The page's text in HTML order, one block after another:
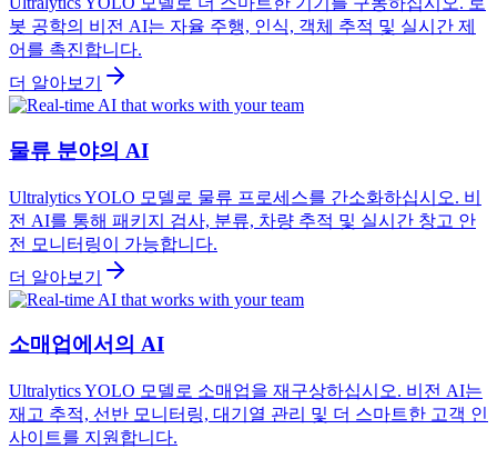
봇 공학의 비전 AI는 자율 주행, 인식, 객체 추적 및 실시간 제
어를 촉진합니다.
더 알아보기
물류 분야의 AI
Ultralytics YOLO 모델로 물류 프로세스를 간소화하십시오. 비
전 AI를 통해 패키지 검사, 분류, 차량 추적 및 실시간 창고 안
전 모니터링이 가능합니다.
더 알아보기
소매업에서의 AI
Ultralytics YOLO 모델로 소매업을 재구상하십시오. 비전 AI는
재고 추적, 선반 모니터링, 대기열 관리 및 더 스마트한 고객 인
사이트를 지원합니다.